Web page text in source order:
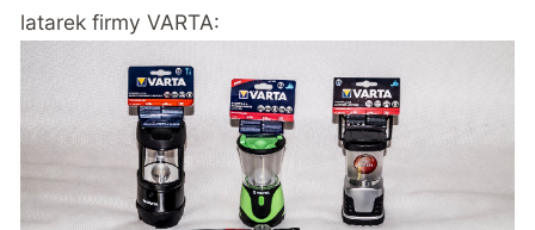
latarek firmy VARTA: